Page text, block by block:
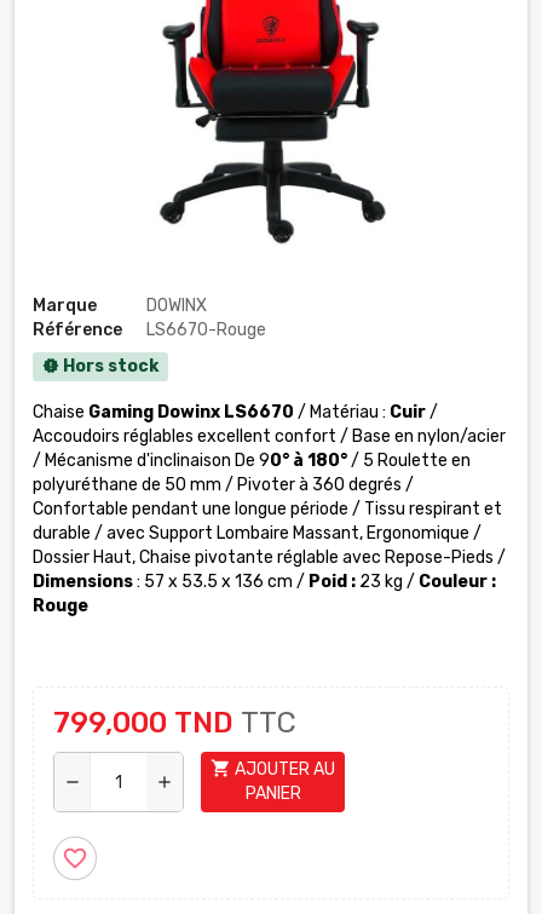
Marque
DOWINX
Référence
LS6670-Rouge
new_releases Hors stock
Chaise Gaming Dowinx LS6670 / Matériau : Cuir/
Accoudoirs réglables excellent confort / Base en nylon/acier
/ Mécanisme d'inclinaison De 90° à 180°/ 5 Roulette en
polyuréthane de 50 mm / Pivoter à 360 degrés /
Confortable pendant une longue période / Tissu respirant et
durable / avec Support Lombaire Massant, Ergonomique /
Dossier Haut, Chaise pivotante réglable avec Repose-Pieds /
Dimensions: 57 x 53.5 x 136 cm / Poid : ‎23 kg / Couleur :
Rouge
799,000 TND TTC
remove add
shopping_cart AJOUTER AU
PANIER
favorite_border